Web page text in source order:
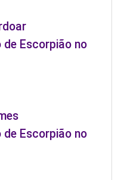
de Escorpião no
de Escorpião no